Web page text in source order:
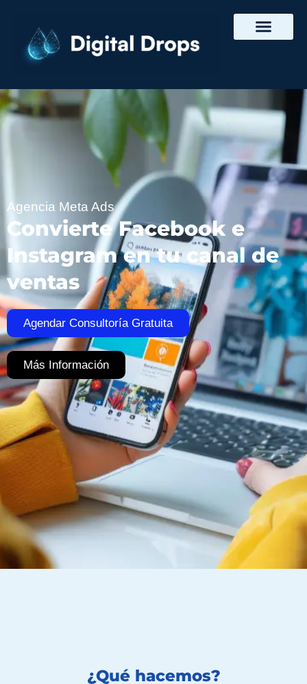
Agencia Meta Ads
Convierte Facebook e
Instagram en tu canal de
ventas
Agendar Consultoría Gratuita
Más Información
¿Qué hacemos?